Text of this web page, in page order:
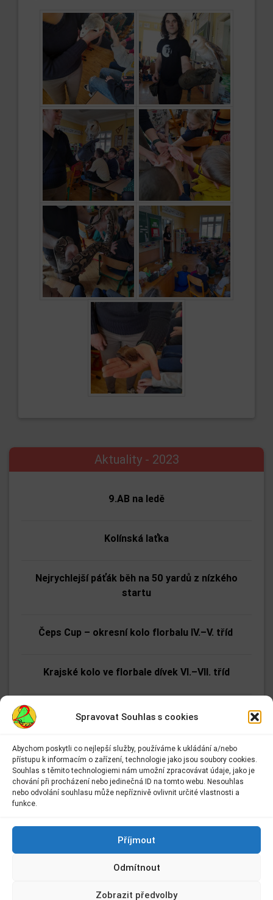
Spravovat Souhlas s cookies
Abychom poskytli co nejlepší služby, používáme k ukládání a/nebo
přístupu k informacím o zařízení, technologie jako jsou soubory cookies.
Souhlas s těmito technologiemi nám umožní zpracovávat údaje, jako je
chování při procházení nebo jedinečná ID na tomto webu. Nesouhlas
nebo odvolání souhlasu může nepříznivě ovlivnit určité vlastnosti a
funkce.
Příjmout
Odmítnout
Zobrazit předvolby
Aktuality - 2023
9.AB na ledě
Kolínská laťka
Nejrychlejší páťák běh na 50 yardů z nízkého
startu
Čeps Cup – okresní kolo florbalu IV.–V. tříd
Krajské kolo ve florbale dívek VI.–VII. tříd
Srdíčka pro charitativní akci „Pomáháme srdcem“
Světla a svítidla se školní družinou II. A
Celodružinová akce
stromečku
Adresa:
Základní škola Kolín II.
Kmochova 943
Kontakt:
E-mail: info@2zskolin.cz
–